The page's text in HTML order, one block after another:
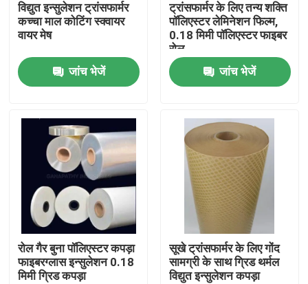
उत्पाद
हमारे बारे में
फैक्टरी यात्रा
गुणवत्ता नियंत्रण
विद्युत इन्सुलेशन ट्रांसफार्मर
कच्चा माल कोटिंग स्क्वायर
वायर मेष
जांच भेजें
ट्रांसफार्मर के लिए तन्य शक्ति
पॉलिएस्टर लेमिनेशन फिल्म,
0.18 मिमी पॉलिएस्टर फाइबर
रोल
जांच भेजें
रोल गैर बुना पॉलिएस्टर कपड़ा
फाइबरग्लास इन्सुलेशन 0.18
मिमी ग्रिड कपड़ा
सूखे ट्रांसफार्मर के लिए गोंद
सामग्री के साथ ग्रिड थर्मल
विद्युत इन्सुलेशन कपड़ा